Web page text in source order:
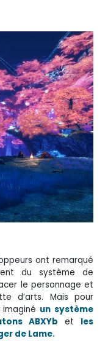
ont remarqué
du système de
le personnage et
d’arts. Mais pour
un système
ABXYb et les
de Lame.